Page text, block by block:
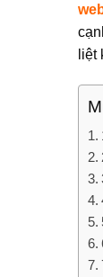
liệt